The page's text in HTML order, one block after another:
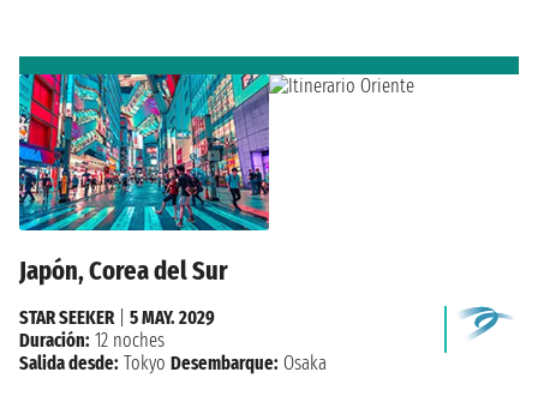
Japón, Corea del Sur
STAR SEEKER| 5 MAY. 2029
Duración: 12 noches
Salida desde: Tokyo Desembarque: Osaka